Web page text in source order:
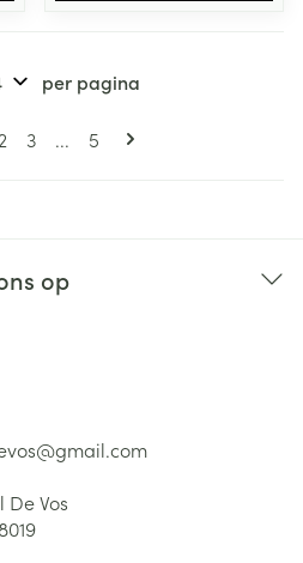
Pagina's
momenteel pagina
Pagina
2 Pagina
3 ... Pagina
5
per pagina
op
gmail.com
De Vos